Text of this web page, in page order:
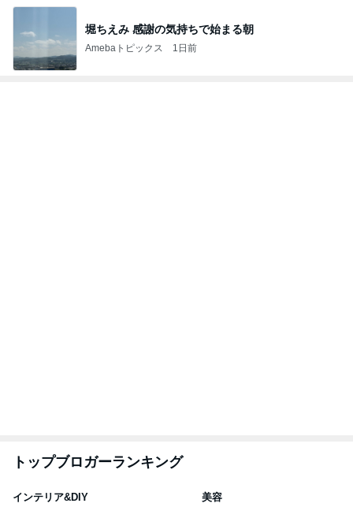
堀ちえみ 感謝の気持ちで始まる朝
Amebaトピックス 1日前
トップブロガーランキング
インテリア&DIY 美容